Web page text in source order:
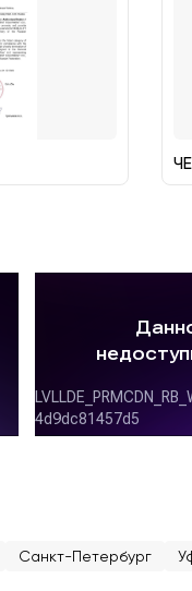
Санкт-Петербург